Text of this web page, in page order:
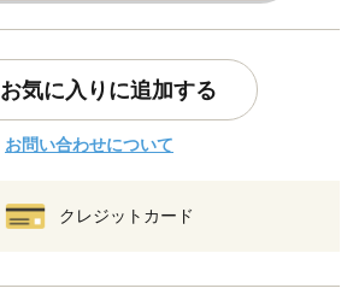
お気に入りに追加する
お問い合わせについて
クレジットカード